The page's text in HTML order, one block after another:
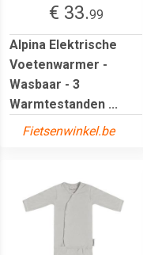
€ 33.99
Alpina Elektrische
Voetenwarmer -
Wasbaar - 3
Warmtestanden ...
Fietsenwinkel.be